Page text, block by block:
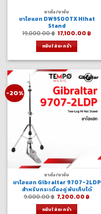
ขาตั้ง/ขาจับ
ขาไฮแฮท DW9500TX Hihat
Stand
19,000.00฿ Original
price
was:
19,000.00 ฿.
17,100.00 ฿
หยิบใส่ตะกร้า
-20%
ขาตั้ง/ขาจับ
ขาไฮแฮท Gibraltar 9707-2LDP
สำหรับกระเดื่องคู่ พับเก็บได้
9,000.00฿ Original
price
was:
9,000.00 ฿.
7,200.00 ฿
หยิบใส่ตะกร้า